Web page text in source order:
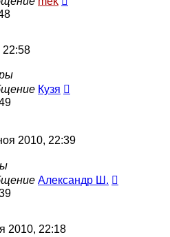
22:58
Кузя
2010, 22:39
Александр Ш.
2010, 22:18